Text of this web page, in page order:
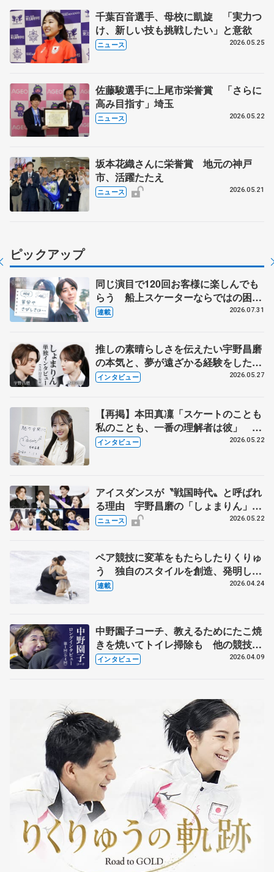
千葉百音選手、母校に凱旋 「実力つ
け、新しい技も挑戦したい」と意欲
ニュース 2026.05.25
佐藤駿選手に上尾市栄誉賞 「さらに
高み目指す」埼玉
ニュース 2026.05.22
坂本花織さんに栄誉賞 地元の神戸
市、活躍たたえ
ニュース 2026.05.21
ピックアップ
同じ演目で120回お客様に楽しんでも
らう 船上スケーターならではの困難
とは 影響あったPIW前キャプテン松
連載 2026.07.31
推しの素晴らしさを伝えたい宇野昌磨
の本気と、夢が遠ざかる経験をした本
田真凜の覚悟
インタビュー 2026.05.27
【再掲】本田真凜「スケートのことも
私のことも、一番の理解者は彼」 引
退時の単独インタビューで語った競技
インタビュー 2026.05.22
アイスダンスが〝戦国時代〟と呼ばれ
る理由 宇野昌磨の「しょまりん」ら
実力者が相次いで参戦 国内の競争激
ニュース 2026.05.22
ペア競技に変革をもたらしたりくりゅ
う 独自のスタイルを創造、発明した
【引退発表後②】
連載 2026.04.24
中野園子コーチ、教えるためにたこ焼
きを焼いてトイレ掃除も 他の競技に
も通用するという坂本花織の筋肉
インタビュー 2026.04.09